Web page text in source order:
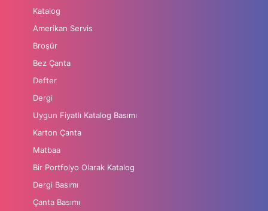
Katalog
Amerikan Servis
Broşür
Bez Çanta
Defter
Dergi
Uygun Fiyatlı Katalog Basımı
Karton Çanta
Matbaa
Bir Portfolyo Olarak Katalog
Dergi Basımı
Çanta Basımı